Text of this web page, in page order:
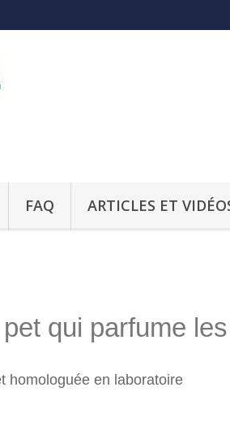
FAQ ARTICLES ET
qui parfume
homologuée en laboratoire